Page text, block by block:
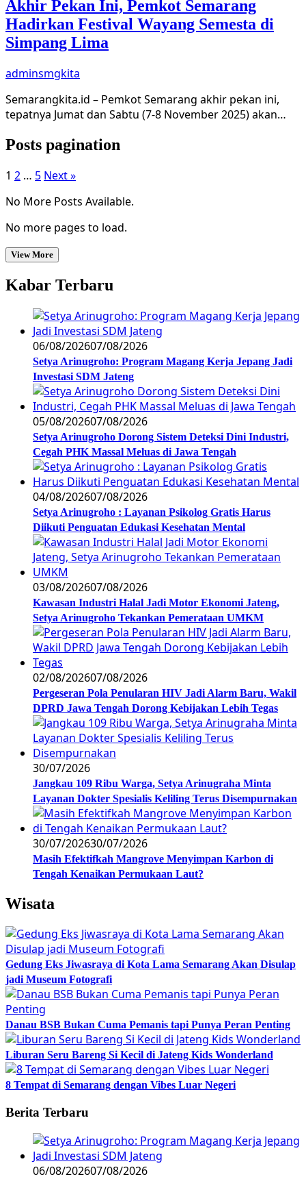
Akhir Pekan Ini, Pemkot Semarang
Hadirkan Festival Wayang Semesta di
Simpang Lima
adminsmgkita
Semarangkita.id – Pemkot Semarang akhir pekan ini,
tepatnya Jumat dan Sabtu (7-8 November 2025) akan…
Posts pagination
1 2 … 5 Next »
No More Posts Available.
No more pages to load.
View More
Kabar Terbaru
06/08/202607/08/2026
Setya Arinugroho: Program Magang Kerja Jepang Jadi
Investasi SDM Jateng
05/08/202607/08/2026
Setya Arinugroho Dorong Sistem Deteksi Dini Industri,
Cegah PHK Massal Meluas di Jawa Tengah
04/08/202607/08/2026
Setya Arinugroho : Layanan Psikolog Gratis Harus
Diikuti Penguatan Edukasi Kesehatan Mental
03/08/202607/08/2026
Kawasan Industri Halal Jadi Motor Ekonomi Jateng,
Setya Arinugroho Tekankan Pemerataan UMKM
02/08/202607/08/2026
Pergeseran Pola Penularan HIV Jadi Alarm Baru, Wakil
DPRD Jawa Tengah Dorong Kebijakan Lebih Tegas
30/07/2026
Jangkau 109 Ribu Warga, Setya Arinugraha Minta
Layanan Dokter Spesialis Keliling Terus Disempurnakan
30/07/202630/07/2026
Masih Efektifkah Mangrove Menyimpan Karbon di
Tengah Kenaikan Permukaan Laut?
Wisata
Gedung Eks Jiwasraya di Kota Lama Semarang Akan Disulap
jadi Museum Fotografi
Danau BSB Bukan Cuma Pemanis tapi Punya Peran Penting
Liburan Seru Bareng Si Kecil di Jateng Kids Wonderland
8 Tempat di Semarang dengan Vibes Luar Negeri
Berita Terbaru
06/08/202607/08/2026